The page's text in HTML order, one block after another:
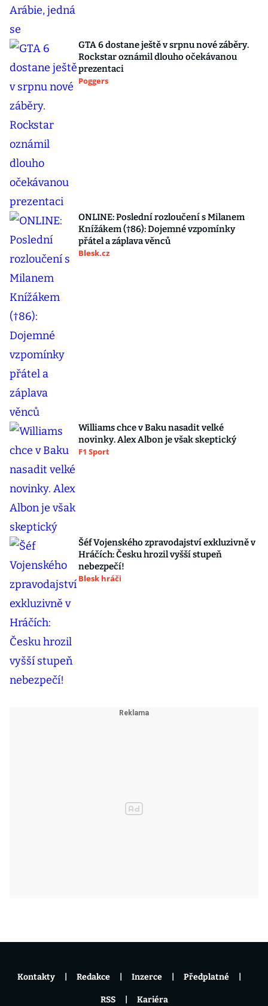
GTA 6 dostane ještě v srpnu nové záběry.
Rockstar oznámil dlouho očekávanou
prezentaci
Poggers
ONLINE: Poslední rozloučení s Milanem
Knížákem (†86): Dojemné vzpomínky
přátel a záplava věnců
Blesk.cz
Williams chce v Baku nasadit velké
novinky. Alex Albon je však skeptický
F1 Sport
Šéf Vojenského zpravodajství exkluzivně v
Hráčích: Česku hrozil vyšší stupeň
nebezpečí!
Blesk hráči
Kontakty Redakce Inzerce Předplatné
RSS Kariéra